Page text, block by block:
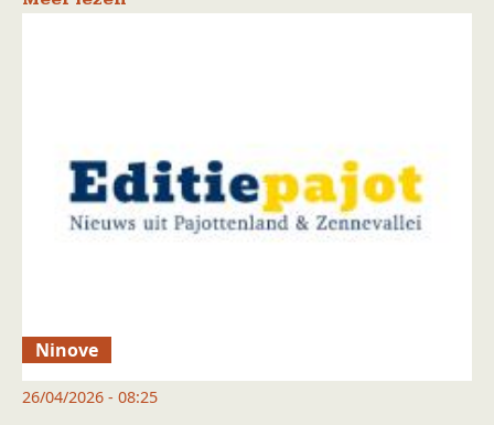
Ninove
26/04/2026 - 08:25